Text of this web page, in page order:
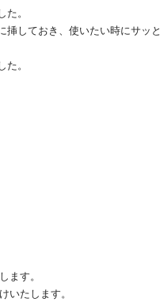
。
しておき、使いたい時にサッ
。
ます。
たします。